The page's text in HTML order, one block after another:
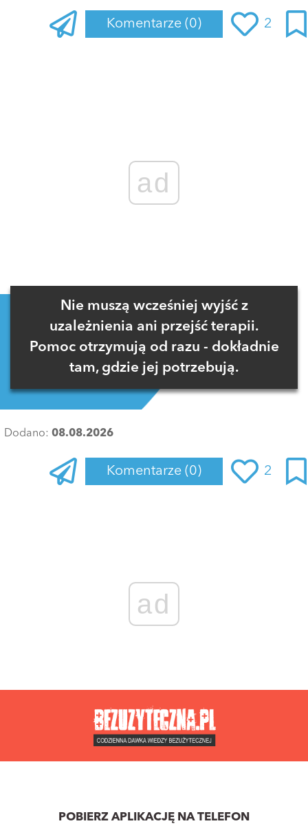
Komentarze (0) 2
ad
Nie muszą wcześniej wyjść z
uzależnienia ani przejść terapii.
Pomoc otrzymują od razu - dokładnie
tam, gdzie jej potrzebują.
Dodano: 08.08.2026
Komentarze (0) 2
ad
POBIERZ APLIKACJĘ NA TELEFON